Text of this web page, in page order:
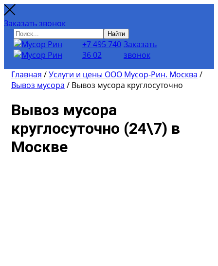
Заказать звонок
Найти
+7 495 740
36 02
Заказать
звонок
Главная /Услуги и цены ООО Мусор-Рин. Москва /
Вывоз мусора / Вывоз мусора круглосуточно
Вывоз мусора
круглосуточно (24\7) в
Москве